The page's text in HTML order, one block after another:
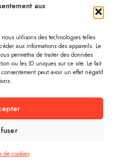
aux
utilisons des technologies telles
aux informations des appareils. Le
permettra de traiter des données
ou les ID uniques sur ce site. Le fait
peut avoir un effet négatif
de cookies
ASSAINISSEMENT ©
RÉSERVÉS.